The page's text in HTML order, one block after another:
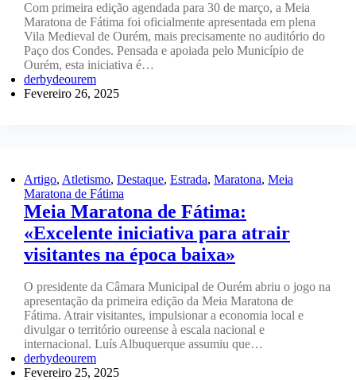
Com primeira edição agendada para 30 de março, a Meia
Maratona de Fátima foi oficialmente apresentada em plena
Vila Medieval de Ourém, mais precisamente no auditório do
Paço dos Condes. Pensada e apoiada pelo Município de
Ourém, esta iniciativa é…
derbydeourem
Fevereiro 26, 2025
Artigo, Atletismo, Destaque, Estrada, Maratona, Meia
Maratona de Fátima
Meia Maratona de Fátima:
«Excelente iniciativa para atrair
visitantes na época baixa»
O presidente da Câmara Municipal de Ourém abriu o jogo na
apresentação da primeira edição da Meia Maratona de
Fátima. Atrair visitantes, impulsionar a economia local e
divulgar o território oureense à escala nacional e
internacional. Luís Albuquerque assumiu que…
derbydeourem
Fevereiro 25, 2025